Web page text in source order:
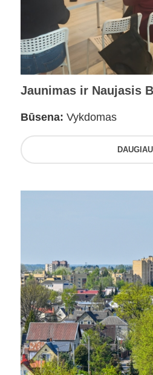
Jaunimas ir Naujasis
Būsena: Vykdomas
DAUGIAU